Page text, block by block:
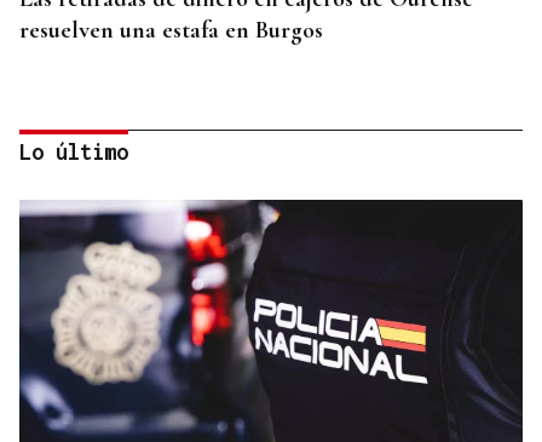
resuelven una estafa en Burgos
MADRES LACTANTES
Una "tetada" en Ourense para hacer visible la
Lo último